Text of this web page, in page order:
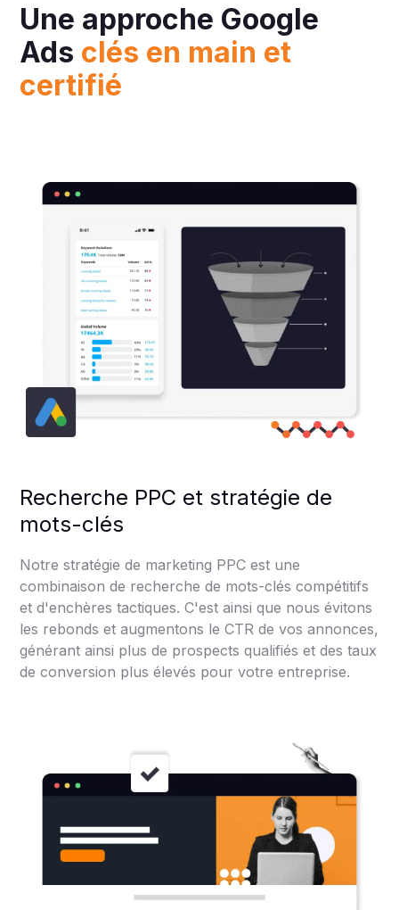
Une approche Google
Ads clés en main et
certifié
Recherche PPC et stratégie de
mots-clés
Notre stratégie de marketing PPC est une
combinaison de recherche de mots-clés compétitifs
et d'enchères tactiques. C'est ainsi que nous évitons
les rebonds et augmentons le CTR de vos annonces,
générant ainsi plus de prospects qualifiés et des taux
de conversion plus élevés pour votre entreprise.